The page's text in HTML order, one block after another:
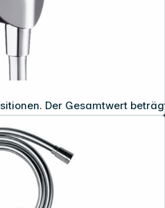
Der Gesamtwert
E ohne
Alle Rechte vorbehalten.